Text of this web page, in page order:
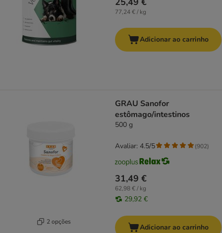
77,24 € / kg
Adicionar ao carrinho
2 opções
GRAU Sanofor
estômago/intestinos
500 g
31,49 €
62,98 € / kg
29,92 €
Avaliar: 4.5/5 (902)
Adicionar ao carrinho